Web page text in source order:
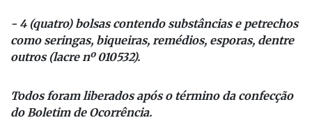
- 4 (quatro) bolsas contendo substâncias e petrechos
como seringas, biqueiras, remédios, esporas, dentre
outros (lacre nº 010532).
Todos foram liberados após o término da confecção
do Boletim de Ocorrência.